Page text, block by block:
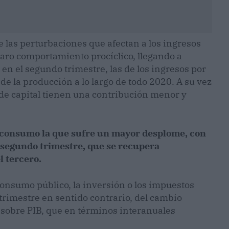
perturbaciones que afectan a los ingresos
comportamiento procíclico, llegando a
el segundo trimestre, las de los ingresos por
la producción a lo largo de todo 2020. A su vez
capital tienen una contribución menor y
la que sufre un mayor desplome, con
trimestre, que se recupera
tercero.
público, la inversión o los impuestos
en sentido contrario, del cambio
PIB, que en términos interanuales